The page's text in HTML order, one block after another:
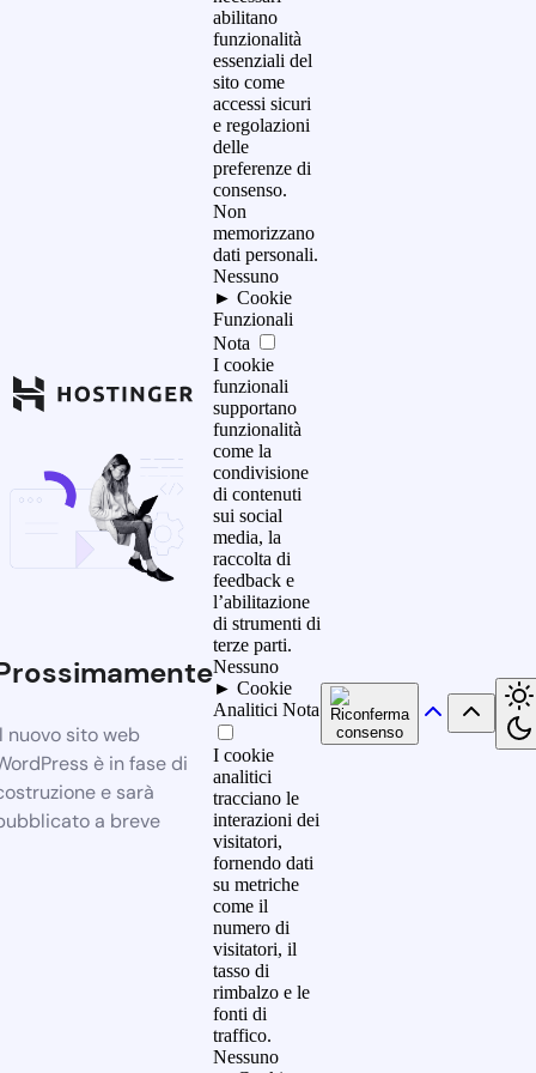
nuovo sito web
è in fase di
e sarà
a breve
abilitano
funzionalità
essenziali del
sito come
accessi sicuri
e regolazioni
delle
preferenze di
consenso.
Non
memorizzano
dati personali.
Nessuno
► Cookie
Funzionali
Nota
I cookie
funzionali
supportano
funzionalità
come la
condivisione
di contenuti
sui social
media, la
raccolta di
feedback e
l’abilitazione
di strumenti di
terze parti.
Nessuno
► Cookie
Analitici Nota
I cookie
analitici
tracciano le
interazioni dei
visitatori,
fornendo dati
su metriche
come il
numero di
visitatori, il
tasso di
rimbalzo e le
fonti di
traffico.
Nessuno